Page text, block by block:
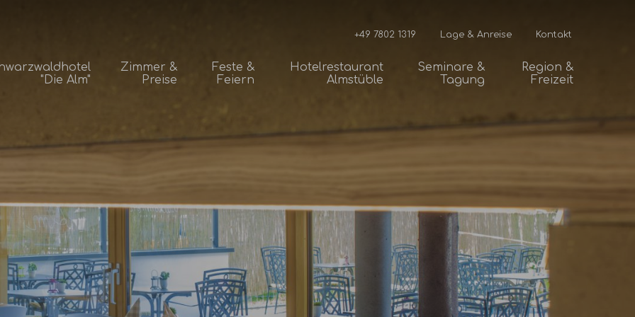
+49 7802 1319 Lage & Anreise Kontakt
"Die Alm"
Zimmer &
Preise
Feste &
Feiern
Hotelrestaurant
Almstüble
Seminare &
Tagung
Region &
Freizeit